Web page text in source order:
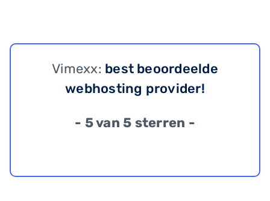
Vimexx: best beoordeelde
webhosting provider!
- 5 van 5 sterren -